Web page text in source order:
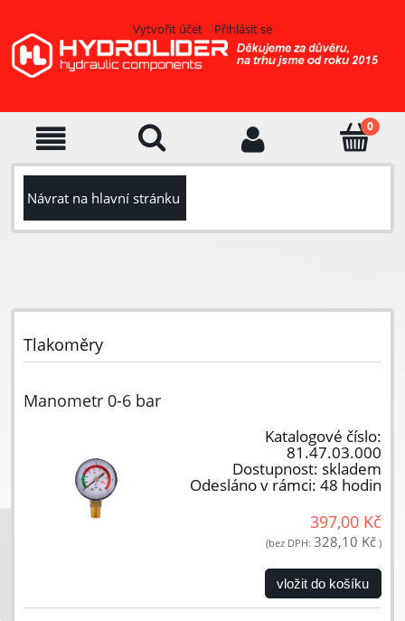
Vytvořit účet Přihlásit se
Návrat na hlavní stránku
Tlakoměry
Manometr 0-6 bar
Katalogové číslo:
81.47.03.000
Dostupnost: skladem
Odesláno v rámci: 48 hodin
397,00 Kč
(bez DPH: 328,10 Kč )
vložit do košíku